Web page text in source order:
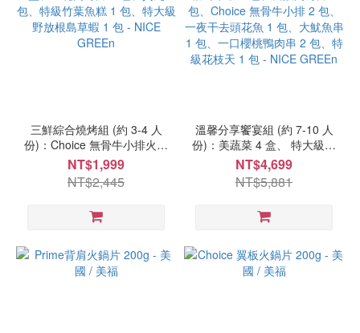
種
類
溫
層
運
三鮮綜合燒烤組 (約 3-4 人
份)：Choice 無骨牛小排火鍋
片 1 盒、五花肉薄片 1 包、
貢丸 1 包、特級竹葉魚糕 1
包、特大級野放根島草蝦 1
NT$1,999
NT$2,445
溫馨分享饗宴組 (約 7-10 人
份)：美蔬菜 4 盒、 特大級野
放根島草蝦 1 包、松阪肉薄
片 2 包、Choice 無骨牛小排
2 包、一夜干去頭花魚 1
桃鴨肉串 2 包、特級花枝天
NT$4,699
NT$5,881